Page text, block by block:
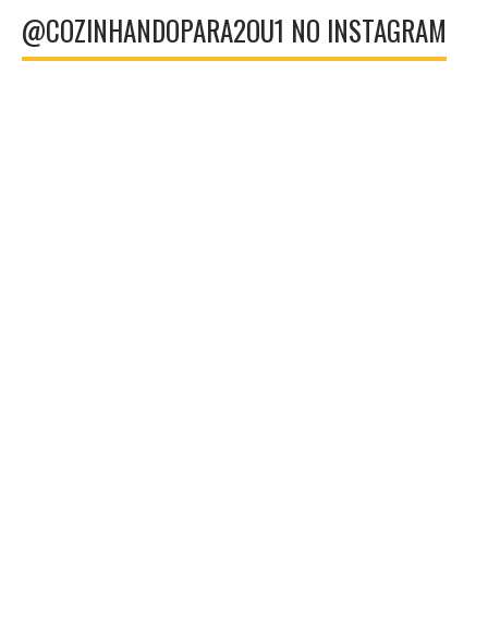
@COZINHANDOPARA2OU1 NO INSTAGRAM